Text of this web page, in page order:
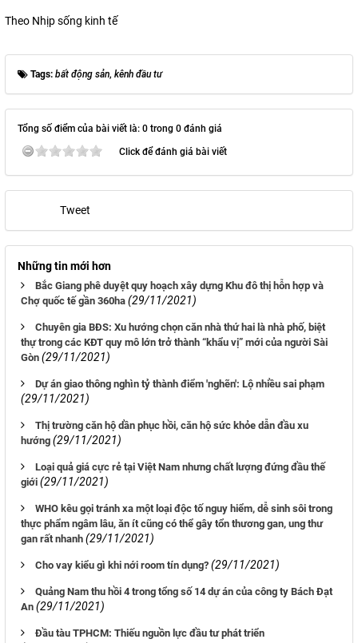
Theo Nhịp sống kinh tế
Tags: bất động sản, kênh đầu tư
Tổng số điểm của bài viết là: 0 trong 0 đánh giá
Click để đánh giá bài viết
Tweet
Những tin mới hơn
Bắc Giang phê duyệt quy hoạch xây dựng Khu đô thị hỗn hợp và
Chợ quốc tế gần 360ha (29/11/2021)
Chuyên gia BĐS: Xu hướng chọn căn nhà thứ hai là nhà phố, biệt
thự trong các KĐT quy mô lớn trở thành “khẩu vị” mới của người Sài
Gòn (29/11/2021)
Dự án giao thông nghìn tỷ thành điểm 'nghẽn': Lộ nhiều sai phạm
(29/11/2021)
Thị trường căn hộ dần phục hồi, căn hộ sức khỏe dẫn đầu xu
hướng (29/11/2021)
Loại quả giá cực rẻ tại Việt Nam nhưng chất lượng đứng đầu thế
giới (29/11/2021)
WHO kêu gọi tránh xa một loại độc tố nguy hiểm, dễ sinh sôi trong
thực phẩm ngâm lâu, ăn ít cũng có thể gây tổn thương gan, ung thư
gan rất nhanh (29/11/2021)
Cho vay kiểu gì khi nới room tín dụng? (29/11/2021)
Quảng Nam thu hồi 4 trong tổng số 14 dự án của công ty Bách Đạt
An (29/11/2021)
Ðầu tàu TPHCM: Thiếu nguồn lực đầu tư phát triển